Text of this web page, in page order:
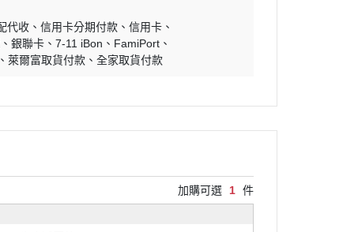
代收 信用卡分期付款
信用卡
銀聯卡 7-11 iBon
FamiPort
萊爾富取貨付款 全家取貨付款
加購可選 1 件